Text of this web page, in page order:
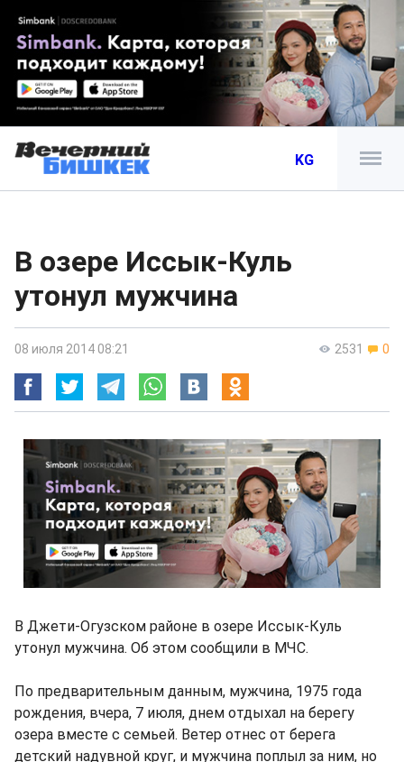
KG
В озере Иссык-Куль
утонул мужчина
2531 0
08 июля 2014 08:21
В Джети-Огузском районе в озере Иссык-Куль
утонул мужчина. Об этом сообщили в МЧС.
По предварительным данным, мужчина, 1975 года
рождения, вчера, 7 июля, днем отдыхал на берегу
озера вместе с семьей. Ветер отнес от берега
детский надувной круг, и мужчина поплыл за ним, но